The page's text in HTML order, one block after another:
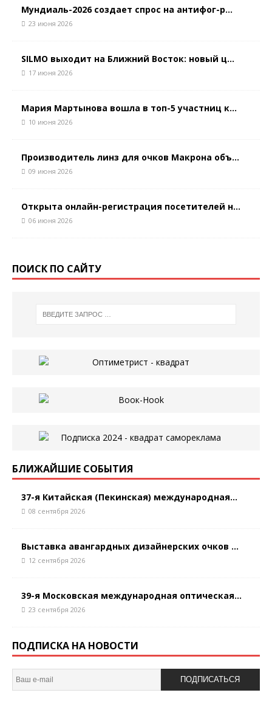
Мундиаль-2026 создает спрос на антифог-р...
23 июня 2026
SILMO выходит на Ближний Восток: новый ц...
17 июня 2026
Мария Мартынова вошла в топ-5 участниц к...
10 июня 2026
Производитель линз для очков Макрона объ...
09 июня 2026
Открыта онлайн-регистрация посетителей н...
06 июня 2026
ПОИСК ПО САЙТУ
БЛИЖАЙШИЕ СОБЫТИЯ
37-я Китайская (Пекинская) международная...
08 сентября 2026
Выставка авангардных дизайнерских очков ...
12 сентября 2026
39-я Московская международная оптическая...
23 сентября 2026
ПОДПИСКА НА НОВОСТИ
ПОДПИСАТЬСЯ